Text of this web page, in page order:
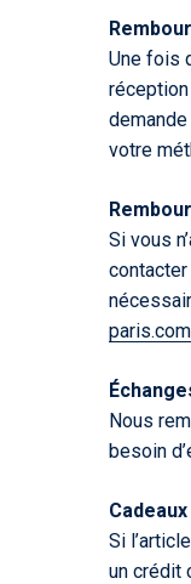
Une fois
réception
votre
Si vous
paris.com
Nous
besoin
Cadeaux
Si
un crédit